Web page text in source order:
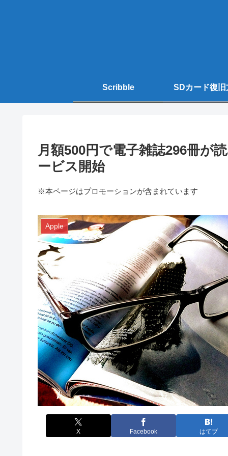
Scribble SDカード復旧
月額500円で電子雑誌296冊が
ービス開始
※本ページはプロモーションが含まれています
Apple
X Facebook はてブ